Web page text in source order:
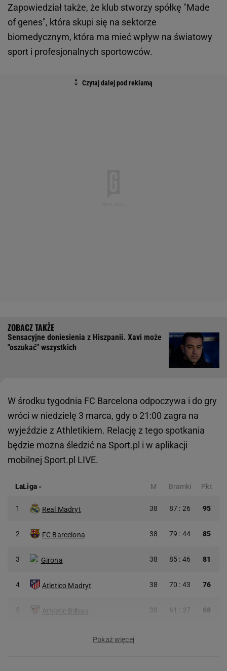
Zapowiedział także, że klub stworzy spółkę "Made
of genes", która skupi się na sektorze
biomedycznym, która ma mieć wpływ na światowy
sport i profesjonalnych sportowców.
Sensacyjne doniesienia z Hiszpanii. Xavi może
"oszukać" wszystkich
W środku tygodnia FC Barcelona odpoczywa i do gry
wróci w niedzielę 3 marca, gdy o 21:00 zagra na
wyjeździe z Athletikiem. Relację z tego spotkania
będzie można śledzić na Sport.pl i w aplikacji
mobilnej Sport.pl LIVE.
LaLiga- M Bramki Pkt
1 Real Madryt 38 87 : 26 95
2 FC Barcelona 38 79 : 44 85
3 Girona 38 85 : 46 81
4 Atletico Madryt 38 70 : 43 76
5 Athletic Bilbao 38 61 : 37 68
Pokaż więcej